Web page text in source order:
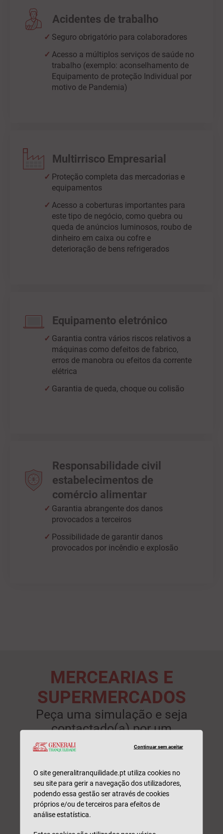
Acidentes de trabalho
Seguro obrigatório para colaboradores
Acesso a múltiplos serviços de saúde no
trabalho (exemplo: aconselhamento de
Equipamento de proteção Individual por
motivo de Pandemia)
Multirrisco Empresarial
Proteção completa das mercadorias e
equipamentos
Acesso a coberturas importantes para
este tipo de negócio, como quebra ou
queda de anúncios luminosos, roubo de
dinheiro em caixa ou cofre e
deterioração de bens refrigerados
Equipamento eletrónico
Garantia contra vários riscos relativos a
máquinas como defeitos de fabrico,
erros de manobra ou efeitos da corrente
elétrica
Garantia de queda, choque ou colisão
Responsabilidade civil
estabelecimentos de
comércio alimentar
Garantia abrangente dos danos
provocados a terceiros
Possibilidade de garantir danos
provocados por incêndio e explosão
MERCEARIAS E
SUPERMERCADOS
Peça uma simulação e seja
contactado(a) por um
profissional. Sem
compromisso.
Continuar sem aceitar
O site generalitranquilidade.pt utiliza cookies no
seu site para gerir a navegação dos utilizadores,
podendo essa gestão ser através de cookies
próprios e/ou de terceiros para efeitos de
análise estatística.